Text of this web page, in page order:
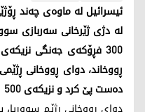
ئیسرائیل لە ماوەی چەند
لە دژی ژێرخانی سەربازی
ڕووخاند، دوای ڕووخانی
دەست پێ کرد و نزیکەی 500 جار سووریای بۆردومان کرد.